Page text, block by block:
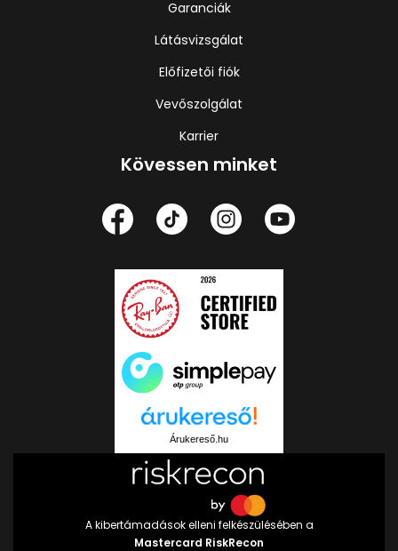
Garanciák
Látásvizsgálat
Előfizetői fiók
Vevőszolgálat
Karrier
Kövessen minket
Árukereső.hu
A kibertámadások elleni felkészülésében a
Mastercard RiskRecon